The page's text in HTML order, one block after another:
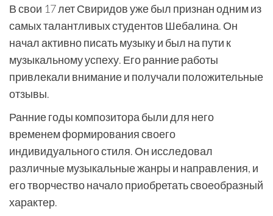
В свои 17 лет Свиридов уже был признан одним из
самых талантливых студентов Шебалина. Он
начал активно писать музыку и был на пути к
музыкальному успеху. Его ранние работы
привлекали внимание и получали положительные
отзывы.
Ранние годы композитора были для него
временем формирования своего
индивидуального стиля. Он исследовал
различные музыкальные жанры и направления, и
его творчество начало приобретать своеобразный
характер.